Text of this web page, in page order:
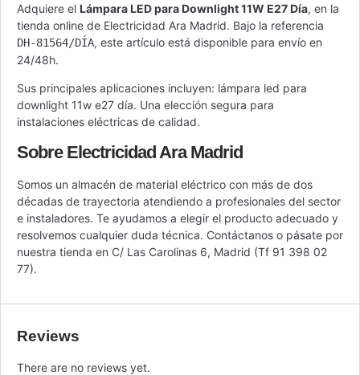
Adquiere el Lámpara LED para Downlight 11W E27 Día, en la
tienda online de Electricidad Ara Madrid. Bajo la referencia
DH-81564/DÍA, este artículo está disponible para envío en
24/48h.
Sus principales aplicaciones incluyen: lámpara led para
downlight 11w e27 día. Una elección segura para
instalaciones eléctricas de calidad.
Sobre Electricidad Ara Madrid
Somos un almacén de material eléctrico con más de dos
décadas de trayectoria atendiendo a profesionales del sector
e instaladores. Te ayudamos a elegir el producto adecuado y
resolvemos cualquier duda técnica. Contáctanos o pásate por
nuestra tienda en C/ Las Carolinas 6, Madrid (Tf 91 398 02
77).
Reviews
There are no reviews yet.